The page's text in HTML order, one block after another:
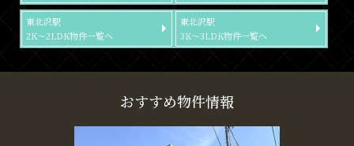
東北沢駅
2K～2LDK物件一覧へ
東北沢駅
3K～3LDK物件一覧へ
おすすめ物件情報